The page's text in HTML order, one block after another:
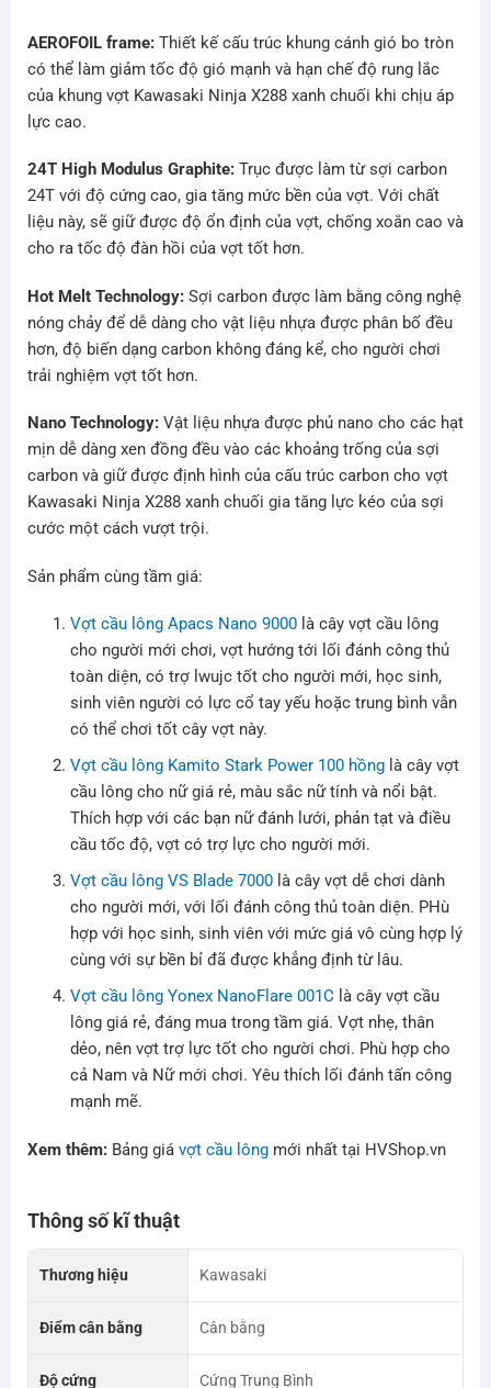
AEROFOIL frame:Thiết kế cấu trúc khung cánh gió bo tròn
có thể làm giảm tốc độ gió mạnh và hạn chế độ rung lắc
của khung vợt Kawasaki Ninja X288 xanh chuối khi chịu áp
lực cao.
24T High Modulus Graphite:Trục được làm từ sợi carbon
24T với độ cứng cao, gia tăng mức bền của vợt. Với chất
liệu này, sẽ giữ được độ ổn định của vợt, chống xoắn cao và
cho ra tốc độ đàn hồi của vợt tốt hơn.
Hot Melt Technology:Sợi carbon được làm bằng công nghệ
nóng chảy để dễ dàng cho vật liệu nhựa được phân bố đều
hơn, độ biến dạng carbon không đáng kể, cho người chơi
trải nghiệm vợt tốt hơn.
Nano Technology:Vật liệu nhựa được phủ nano cho các hạt
mịn dễ dàng xen đồng đều vào các khoảng trống của sợi
carbon và giữ được định hình của cấu trúc carbon cho vợt
Kawasaki Ninja X288 xanh chuối gia tăng lực kéo của sợi
cước một cách vượt trội.
Sản phẩm cùng tầm giá:
Vợt cầu lông Apacs Nano 9000 là cây vợt cầu lông
cho người mới chơi, vợt hướng tới lối đánh công thủ
toàn diện, có trợ lwujc tốt cho người mới, học sinh,
sinh viên người có lực cổ tay yếu hoặc trung bình vẫn
có thể chơi tốt cây vợt này.
Vợt cầu lông Kamito Stark Power 100 hồng là cây vợt
cầu lông cho nữ giá rẻ, màu sắc nữ tính và nổi bật.
Thích hợp với các bạn nữ đánh lưới, phản tạt và điều
cầu tốc độ, vợt có trợ lực cho người mới.
Vợt cầu lông VS Blade 7000 là cây vợt dễ chơi dành
cho người mới, với lối đánh công thủ toàn diện. PHù
hợp với học sinh, sinh viên với mức giá vô cùng hợp lý
cùng với sự bền bỉ đã được khẳng định từ lâu.
Vợt cầu lông Yonex NanoFlare 001C là cây vợt cầu
lông giá rẻ, đáng mua trong tầm giá. Vợt nhẹ, thân
dẻo, nên vợt trợ lực tốt cho người chơi. Phù hợp cho
cả Nam và Nữ mới chơi. Yêu thích lối đánh tấn công
mạnh mẽ.
Xem thêm:Bảng giá vợt cầu lôngmới nhất tại HVShop.vn
Thông số kĩ thuật
Thương hiệu Kawasaki
Điểm cân bằng Cân bằng
Độ cứng Cứng Trung Bình